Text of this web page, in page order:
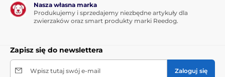
Nasza własna marka
Produkujemy i sprzedajemy niezbędne artykuły dla
zwierzaków oraz smart produkty marki Reedog.
Zapisz się do newslettera
Wpisz tutaj swój e-mail Zaloguj się